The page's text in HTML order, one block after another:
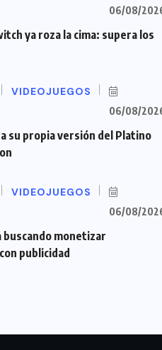
06/08/
ya roza la cima: supera los
VIDEOJUEGOS
06/08/
su propia versión del Platino
VIDEOJUEGOS
06/08/
buscando monetizar
publicidad